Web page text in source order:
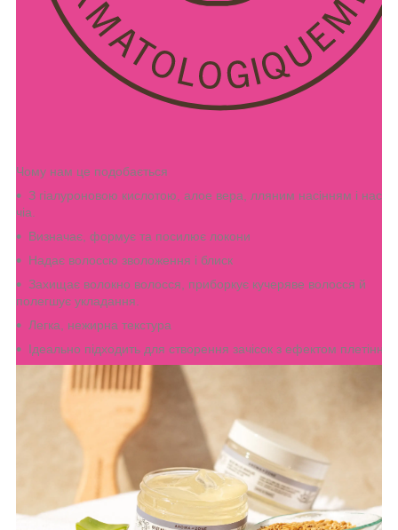
Чому нам це подобається
З гіалуроновою кислотою, алое вера, лляним насінням і
чіа.
Визначає, формує та посилює локони
Надає волоссю зволоження і блиск
Захищає волокно волосся, приборкує кучеряве волосся й
полегшує укладання.
Легка, нежирна текстура
Ідеально підходить для створення зачісок з ефектом плетіння.